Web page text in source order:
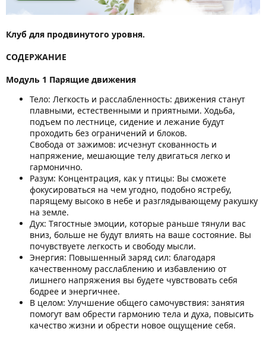
Клуб для продвинутого уровня.
СОДЕРЖАНИЕ
Модуль 1 Парящие движения
Тело: Легкость и расслабленность: движения станут
плавными, естественными и приятными. Ходьба,
подъем по лестнице, сидение и лежание будут
проходить без ограничений и блоков.
Свобода от зажимов: исчезнут скованность и
напряжение, мешающие телу двигаться легко и
гармонично.
Разум: Концентрация, как у птицы: Вы сможете
фокусироваться на чем угодно, подобно ястребу,
парящему высоко в небе и разглядывающему ракушку
на земле.
Дух: Тягостные эмоции, которые раньше тянули вас
вниз, больше не будут влиять на ваше состояние. Вы
почувствуете легкость и свободу мысли.
Энергия: Повышенный заряд сил: благодаря
качественному расслаблению и избавлению от
лишнего напряжения вы будете чувствовать себя
бодрее и энергичнее.
В целом: Улучшение общего самочувствия: занятия
помогут вам обрести гармонию тела и духа, повысить
качество жизни и обрести новое ощущение себя.